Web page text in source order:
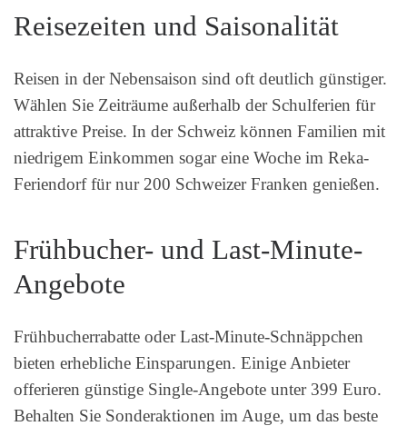
Reisezeiten und Saisonalität
Reisen in der Nebensaison sind oft deutlich günstiger.
Wählen Sie Zeiträume außerhalb der Schulferien für
attraktive Preise. In der Schweiz können Familien mit
niedrigem Einkommen sogar eine Woche im Reka-
Feriendorf für nur 200 Schweizer Franken genießen.
Frühbucher- und Last-Minute-
Angebote
Frühbucherrabatte oder Last-Minute-Schnäppchen
bieten erhebliche Einsparungen. Einige Anbieter
offerieren günstige Single-Angebote unter 399 Euro.
Behalten Sie Sonderaktionen im Auge, um das beste